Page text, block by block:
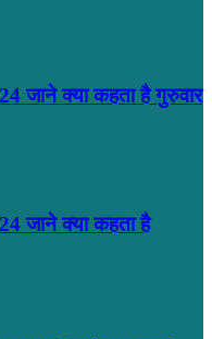
जाने क्या कहता है गुरुवार
जाने क्या कहता है